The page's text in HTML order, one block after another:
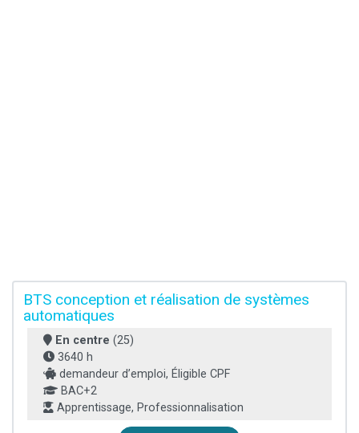
BTS conception et réalisation de systèmes
automatiques
En centre (25)
3640 h
demandeur d’emploi, Éligible CPF
BAC+2
Apprentissage, Professionnalisation